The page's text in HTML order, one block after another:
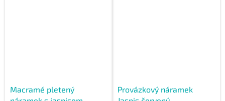
Macramé pletený
Provázkový náramek